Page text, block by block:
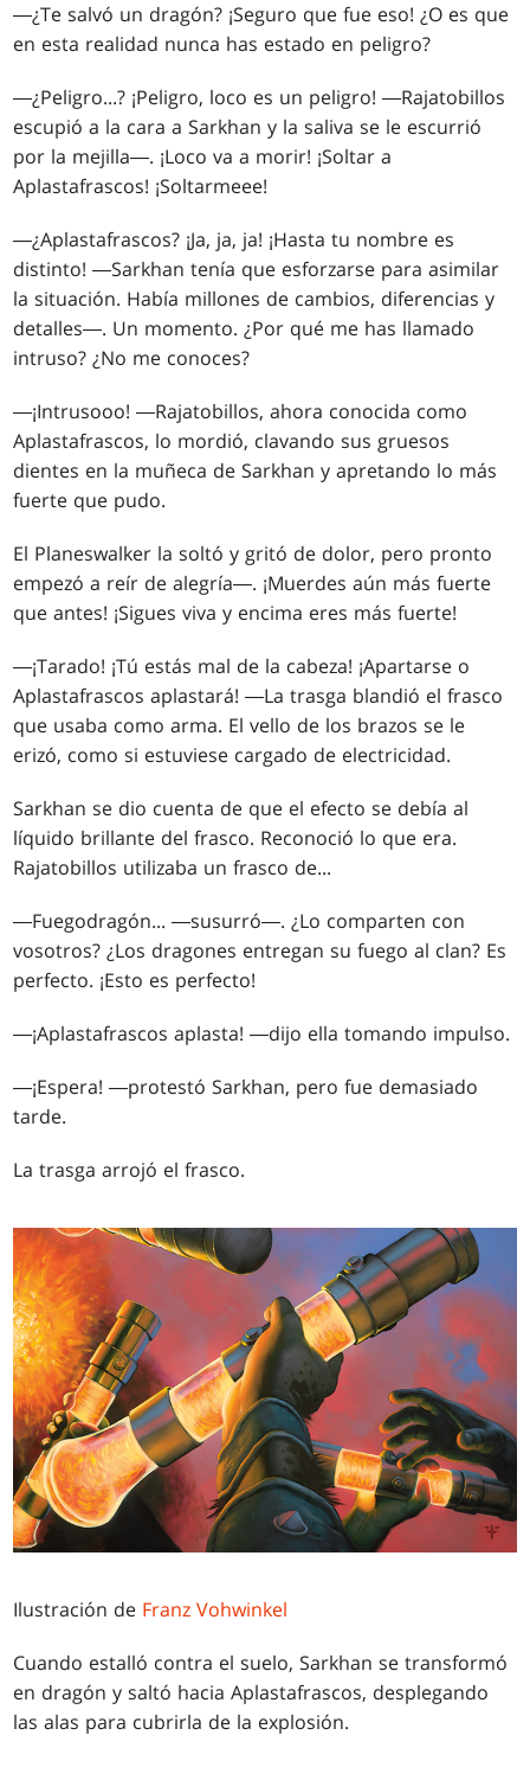
―¿Te salvó un dragón? ¡Seguro que fue eso! ¿O es que
en esta realidad nunca has estado en peligro?
―¿Peligro...? ¡Peligro, loco es un peligro! ―Rajatobillos
escupió a la cara a Sarkhan y la saliva se le escurrió
por la mejilla―. ¡Loco va a morir! ¡Soltar a
Aplastafrascos! ¡Soltarmeee!
―¿Aplastafrascos? ¡Ja, ja, ja! ¡Hasta tu nombre es
distinto! ―Sarkhan tenía que esforzarse para asimilar
la situación. Había millones de cambios, diferencias y
detalles―. Un momento. ¿Por qué me has llamado
intruso? ¿No me conoces?
―¡Intrusooo! ―Rajatobillos, ahora conocida como
Aplastafrascos, lo mordió, clavando sus gruesos
dientes en la muñeca de Sarkhan y apretando lo más
fuerte que pudo.
El Planeswalker la soltó y gritó de dolor, pero pronto
empezó a reír de alegría―. ¡Muerdes aún más fuerte
que antes! ¡Sigues viva y encima eres más fuerte!
―¡Tarado! ¡Tú estás mal de la cabeza! ¡Apartarse o
Aplastafrascos aplastará! ―La trasga blandió el frasco
que usaba como arma. El vello de los brazos se le
erizó, como si estuviese cargado de electricidad.
Sarkhan se dio cuenta de que el efecto se debía al
líquido brillante del frasco. Reconoció lo que era.
Rajatobillos utilizaba un frasco de...
―Fuegodragón... ―susurró―. ¿Lo comparten con
vosotros? ¿Los dragones entregan su fuego al clan? Es
perfecto. ¡Esto es perfecto!
―¡Aplastafrascos aplasta! ―dijo ella tomando impulso.
―¡Espera! ―protestó Sarkhan, pero fue demasiado
tarde.
La trasga arrojó el frasco.
Ilustración de Franz Vohwinkel
Cuando estalló contra el suelo, Sarkhan se transformó
en dragón y saltó hacia Aplastafrascos, desplegando
las alas para cubrirla de la explosión.